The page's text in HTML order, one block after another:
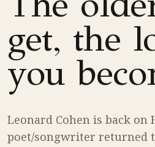
get, the
you
Leonard Cohen is back on
poet/songwriter returned